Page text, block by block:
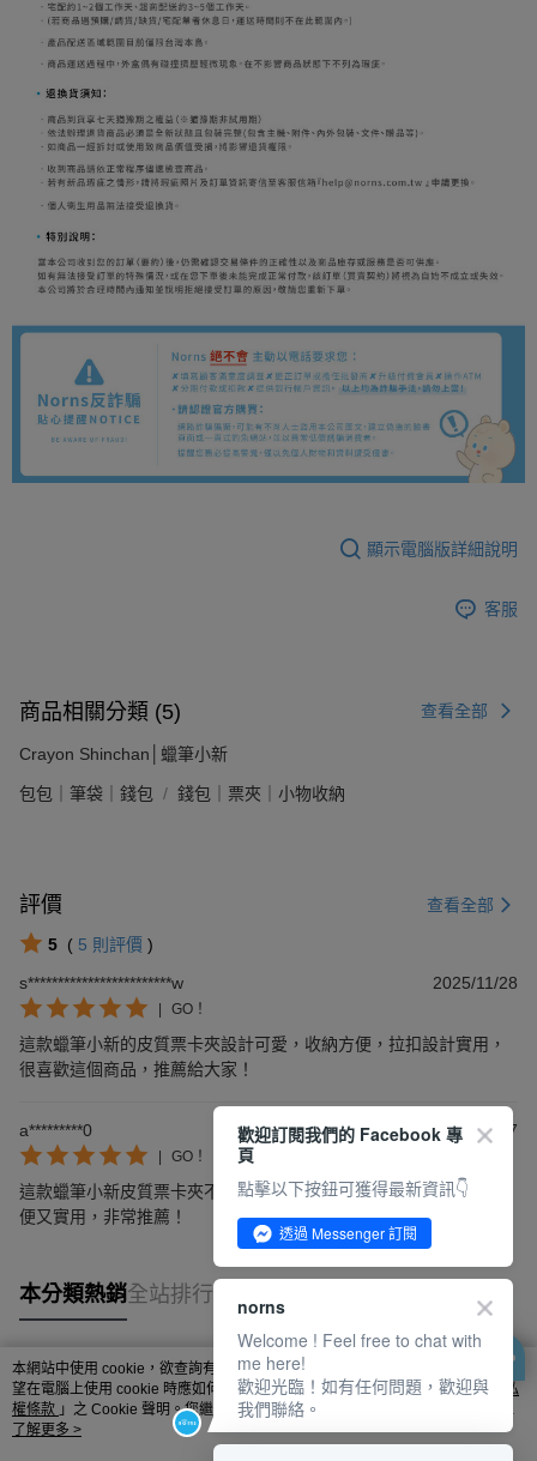
顯示電腦版詳細說明
客服
商品相關分類 (5) 查看全部
Crayon Shinchan│蠟筆小新
包包｜筆袋｜錢包 錢包｜票夾｜小物收納
評價 查看全部
5 ( 5 則評價 )
s************************w
2025/11/28
GO！
這款蠟筆小新的皮質票卡夾設計可愛，收納方便，拉扣設計實用，
很喜歡這個商品，推薦給大家！
a*********0 2025/10/07
GO！
這款蠟筆小新皮質票卡夾不僅設計可愛，質感也很好，使用起來方
便又實用，非常推薦！
本分類熱銷全站排行
熱門標籤
本網站中使用 cookie，欲查詢有關本網站使用 cookie 方式之詳情，及若您不希
望在電腦上使用 cookie 時應如何變更電腦的 cookie 設定，請參閱本網站「
隱私
權條款 」之 Cookie 聲明。您繼續使用本網站即表示您同意本公司得按本網站使
用條款之 Cookie 聲明使用 cookie。
了解更多 >
歡迎訂閱我們的 Facebook 專
頁
點擊以下按鈕可獲得最新資訊👇
透過 Messenger 訂閱
norns
Welcome ! Feel free to chat with
me here!
歡迎光臨！如有任何問題，歡迎與
我們聯絡。